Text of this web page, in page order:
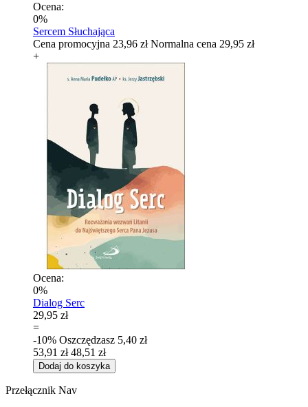
Ocena:
0%
Sercem Słuchająca
Cena promocyjna 23,96 zł Normalna cena 29,95 zł
+
Ocena:
0%
Dialog Serc
29,95 zł
=
-10% Oszczędzasz 5,40 zł
53,91 zł 48,51 zł
Dodaj do koszyka
Przełącznik Nav